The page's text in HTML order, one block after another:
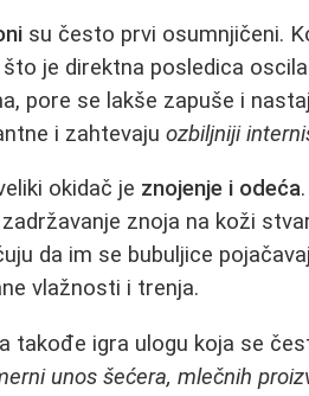
su često prvi osumnjičeni.
što je direktna posledica
pore se lakše zapuše i
i zahtevajuozbiljniji
okidač je znojenje i odeća
znoja na koži
da im se bubuljice
vlažnosti i trenja.
takođe igra ulogu koja se
unos šećera, mlečnih